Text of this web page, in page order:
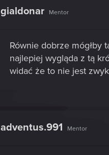
gialdonar Mentor
Równie dobrze mógłby
najlepiej wygląda z tą
widać że to nie jest
adventus.991 Mentor